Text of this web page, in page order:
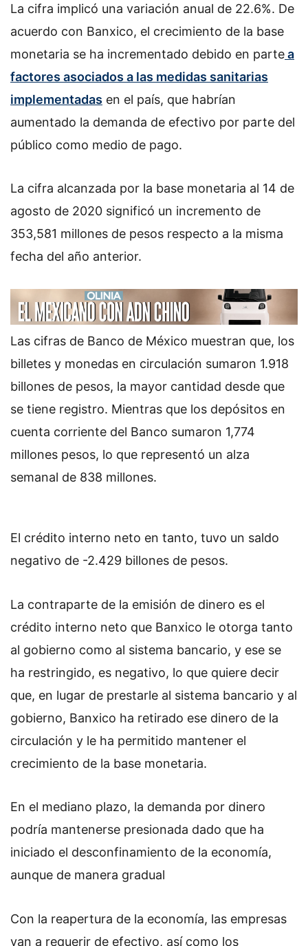
La cifra implicó una variación anual de 22.6%. De
acuerdo con Banxico, el crecimiento de la base
monetaria se ha incrementado debido en partea
factores asociados a las medidas sanitarias
implementadas en el país, que habrían
aumentado la demanda de efectivo por parte del
público como medio de pago.
La cifra alcanzada por la base monetaria al 14 de
agosto de 2020 significó un incremento de
353,581 millones de pesos respecto a la misma
fecha del año anterior.
Las cifras de Banco de México muestran que, los
billetes y monedas en circulación sumaron 1.918
billones de pesos, la mayor cantidad desde que
se tiene registro. Mientras que los depósitos en
cuenta corriente del Banco sumaron 1,774
millones pesos, lo que representó un alza
semanal de 838 millones.
El crédito interno neto en tanto, tuvo un saldo
negativo de -2.429 billones de pesos.
La contraparte de la emisión de dinero es el
crédito interno neto que Banxico le otorga tanto
al gobierno como al sistema bancario, y ese se
ha restringido, es negativo, lo que quiere decir
que, en lugar de prestarle al sistema bancario y al
gobierno, Banxico ha retirado ese dinero de la
circulación y le ha permitido mantener el
crecimiento de la base monetaria.
En el mediano plazo, la demanda por dinero
podría mantenerse presionada dado que ha
iniciado el desconfinamiento de la economía,
aunque de manera gradual
Con la reapertura de la economía, las empresas
van a requerir de efectivo, así como los